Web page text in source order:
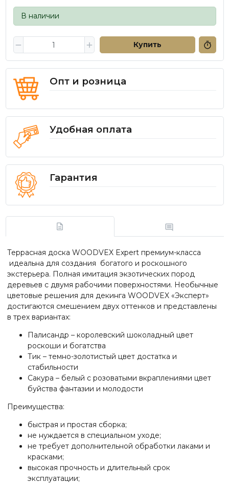
В наличии
Купить
Опт и розница
Удобная оплата
Гарантия
Террасная доска WOODVEX Expert премиум-класса
идеальна для создания богатого и роскошного
экстерьера. Полная имитация экзотических пород
деревьев с двумя рабочими поверхностями. Необычные
цветовые решения для декинга WOODVEX «Эксперт»
достигаются смешением двух оттенков и представлены
в трех вариантах:
Палисандр – королевский шоколадный цвет
роскоши и богатства
Тик – темно-золотистый цвет достатка и
стабильности
Сакура – белый с розоватыми вкраплениями цвет
буйства фантазии и молодости
Преимущества:
быстрая и простая сборка;
не нуждается в специальном уходе;
не требует дополнительной обработки лаками и
красками;
высокая прочность и длительный срок
эксплуатации;